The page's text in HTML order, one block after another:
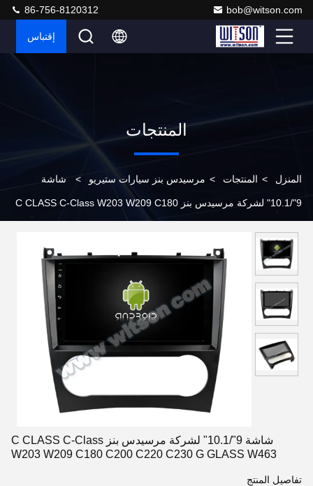
bob@witson.com
86-756-8120312
إقتباس
المنتجات
المنزل > المنتجات > مرسيدس بنز سيارات ستيريو > شاشة
9"/10.1" لشركة مرسيدس بنز C CLASS C-Class W203 W209 C180
شاشة 9"/10.1" لشركة مرسيدس بنز C CLASS C-Class
W203 W209 C180 C200 C220 C230 G GLASS W463
تفاصيل المنتج